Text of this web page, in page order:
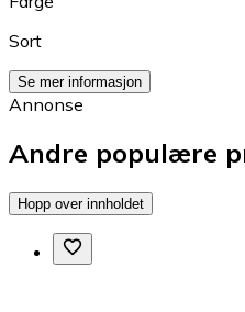
Sort
Se mer informasjon
Annonse
Andre populære
Hopp over innholdet